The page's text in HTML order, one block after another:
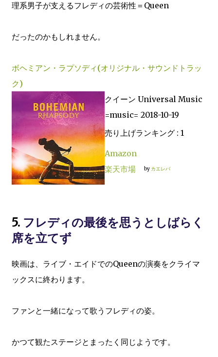
理系男子が支えるフレディの芸術性＝Queen
だったのかもしれません。
ボヘミアン・ラプソディ(オリジナル・サウンドトラッ
ク)
クイーン Universal Music
=music= 2018-10-19
売り上げランキング : 1
Amazon
楽天市場
by カエレバ
5. フレディの最後を思うとしばらく
席を立てず
映画は、ライブ・エイドでのQueenの演奏をクライマ
ックスに終わります。
ファンと一緒になって歌うフレディの姿。
かつて観たステージとまったく同じようです。